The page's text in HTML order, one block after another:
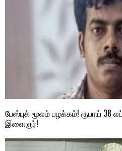
பேஸ்புக் மூலம் பழக்கம்! ரூபாய் 38
இளைஞர்!